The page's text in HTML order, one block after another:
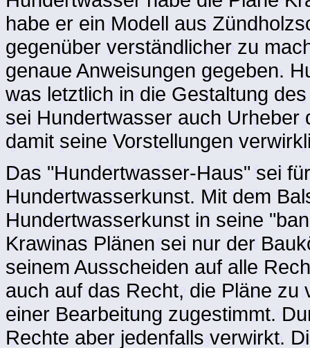
habe er ein Modell aus
gegenüber verständlicher zu
genaue Anweisungen gegeben.
was letztlich in die Gestaltung
sei Hundertwasser auch
damit seine Vorstellungen
Das "Hundertwasser-Haus" sei
Hundertwasserkunst. Mit dem
Hundertwasserkunst in seine
Krawinas Plänen sei nur der
seinem Ausscheiden auf alle
auch auf das Recht, die Pläne
einer Bearbeitung zugestimmt.
Rechte aber jedenfalls verwirkt.